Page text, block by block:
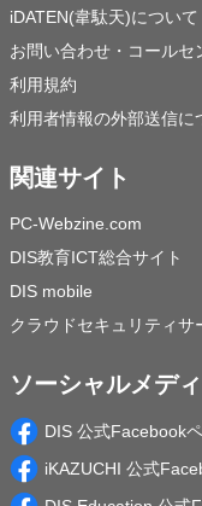
iDATEN(韋駄天)について
お問い合わせ・コールセ
利用規約
利用者情報の外部送信に
関連サイト
PC-Webzine.com
DIS教育ICT総合サイト
DIS mobile
クラウドセキュリティ
ソーシャルメデ
DIS 公式Facebook
iKAZUCHI 公式